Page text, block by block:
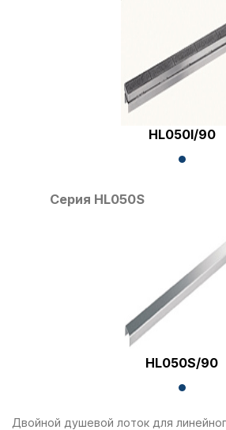
HL050I/90
Серия HL050S
HL050S/90
Двойной душевой лоток для